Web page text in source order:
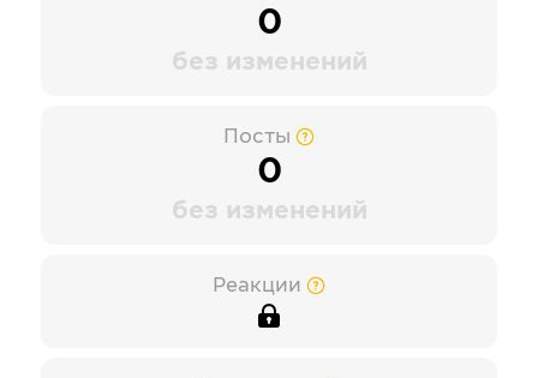
0
без изменений
Посты
0
без изменений
Реакции